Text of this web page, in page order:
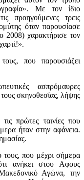
Με τον ίδιο
προηγούμενες τρεις
όταν παρουσίασε
χαρακτήρισε τον
που παρουσιάζει
ασπρόμαυρες
σκηνοθεσίας, λήψης
πρώτες ταινίες που
ήταν στην αφάνεια.
τους, που μέχρι σήμερα
ανήκει στου Αφους
Αγώνα, την